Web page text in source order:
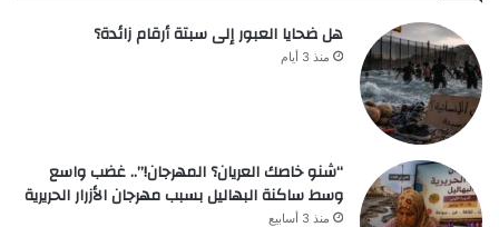
هل ضحايا العبور إلى سبتة أرقام زائدة؟
منذ 3 أيام
“شنو خاصك العريان؟ المهرجان!”.. غضب واسع
وسط ساكنة البهاليل بسبب مهرجان الأزرار الحريرية
منذ 3 أسابيع